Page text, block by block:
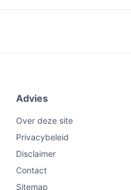
Advies
Over deze site
Privacybeleid
Disclaimer
Contact
Sitemap